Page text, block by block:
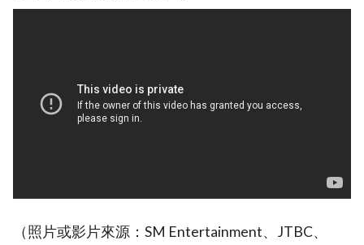
（照片或影片來源：SM Entertainment、JTBC、